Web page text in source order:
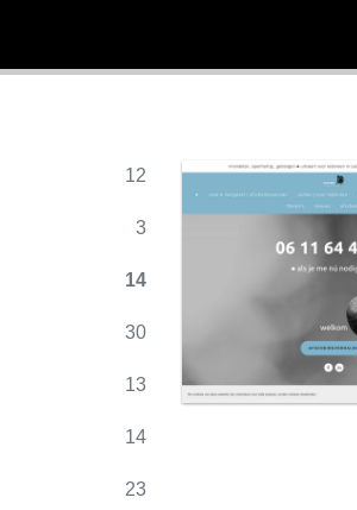
12
3
14
30
13
14
23